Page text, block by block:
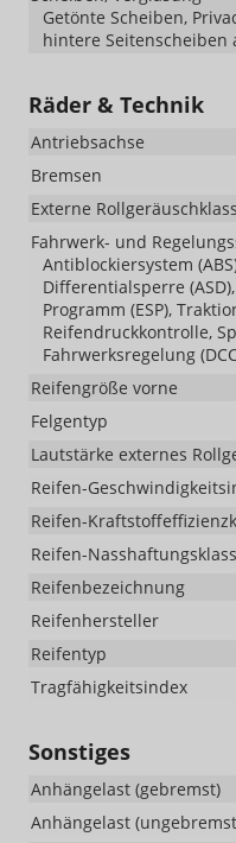
Getönte Scheiben,
hintere Seitenscheiben
Räder & Technik
Antriebsachse
Bremsen
Externe
Fahrwerk- und
Antiblockiersystem
Differentialsperre
Programm (ESP),
Reifendruckkontrolle,
Fahrwerksregelung
Reifengröße vorne
Felgentyp
Lautstärke externes
Reifen-
Reifen-
Reifen-
Reifenbezeichnung
Reifenhersteller
Reifentyp
Tragfähigkeitsindex
Sonstiges
Anhängelast (gebremst)
Anhängelast